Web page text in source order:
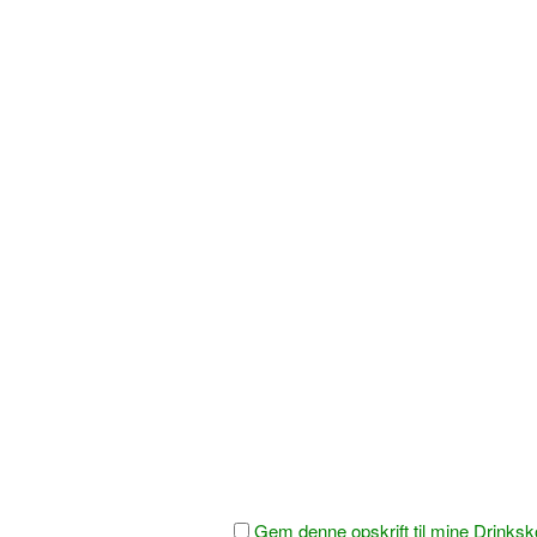
Gem denne opskrift til mine